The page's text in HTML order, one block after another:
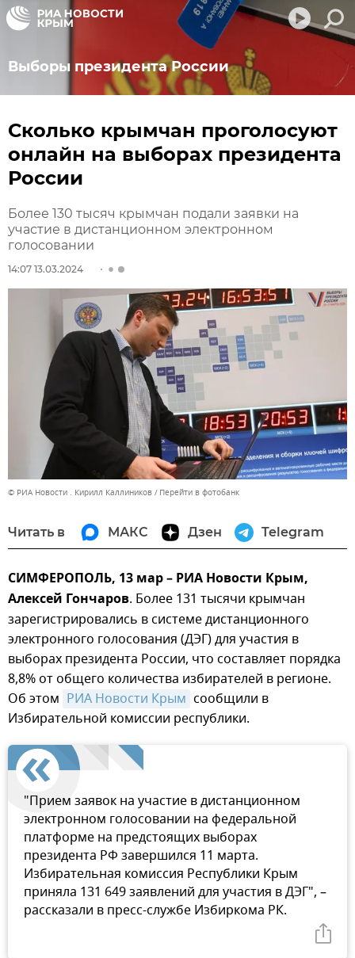
Выборы президента России
Сколько крымчан проголосуют
онлайн на выборах президента
России
Более 130 тысяч крымчан подали заявки на
участие в дистанционном электронном
голосовании
14:07 13.03.2024
© РИА Новости . Кирилл Каллиников Перейти в фотобанк
Читать в МАКС Дзен Telegram
СИМФЕРОПОЛЬ, 13 мар – РИА Новости Крым,
Алексей Гончаров. Более 131 тысячи крымчан
зарегистрировались в системе дистанционного
электронного голосования (ДЭГ) для участия в
выборах президента России, что составляет порядка
8,8% от общего количества избирателей в регионе.
Об этом РИА Новости Крым сообщили в
Избирательной комиссии республики.
"Прием заявок на участие в дистанционном
электронном голосовании на федеральной
платформе на предстоящих выборах
президента РФ завершился 11 марта.
Избирательная комиссия Республики Крым
приняла 131 649 заявлений для участия в ДЭГ", –
рассказали в пресс-службе Избиркома РК.